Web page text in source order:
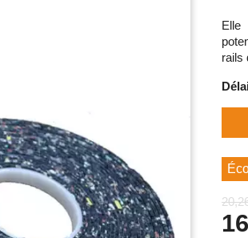
Elle
rails